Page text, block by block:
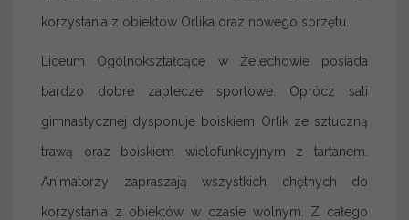
korzystania z obiektów Orlika oraz nowego sprzętu.
Liceum Ogólnokształcące w Żelechowie posiada
bardzo dobre zaplecze sportowe. Oprócz sali
gimnastycznej dysponuje boiskiem Orlik ze sztuczną
trawą oraz boiskiem wielofunkcyjnym z tartanem.
Animatorzy zapraszają wszystkich chętnych do
korzystania z obiektów w czasie wolnym. Z całego